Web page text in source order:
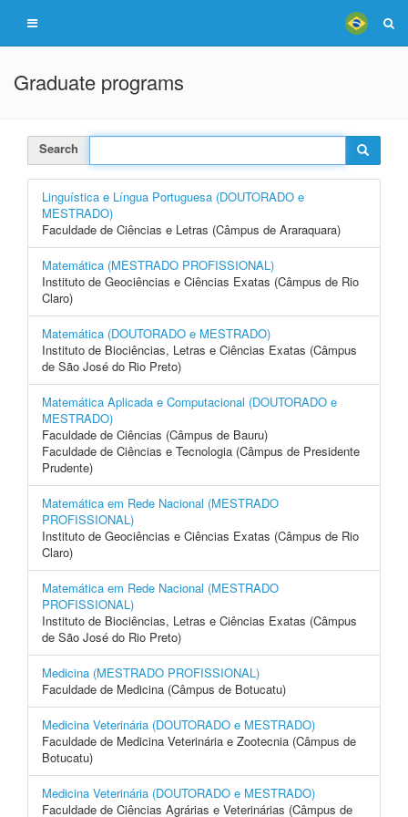
Graduate programs
Search
Linguística e Língua Portuguesa (DOUTORADO e
MESTRADO)
Faculdade de Ciências e Letras (Câmpus de Araraquara)
Matemática (MESTRADO PROFISSIONAL)
Instituto de Geociências e Ciências Exatas (Câmpus de Rio
Claro)
Matemática (DOUTORADO e MESTRADO)
Instituto de Biociências, Letras e Ciências Exatas (Câmpus
de São José do Rio Preto)
Matemática Aplicada e Computacional (DOUTORADO e
MESTRADO)
Faculdade de Ciências (Câmpus de Bauru)
Faculdade de Ciências e Tecnologia (Câmpus de Presidente
Prudente)
Matemática em Rede Nacional (MESTRADO
PROFISSIONAL)
Instituto de Geociências e Ciências Exatas (Câmpus de Rio
Claro)
Matemática em Rede Nacional (MESTRADO
PROFISSIONAL)
Instituto de Biociências, Letras e Ciências Exatas (Câmpus
de São José do Rio Preto)
Medicina (MESTRADO PROFISSIONAL)
Faculdade de Medicina (Câmpus de Botucatu)
Medicina Veterinária (DOUTORADO e MESTRADO)
Faculdade de Medicina Veterinária e Zootecnia (Câmpus de
Botucatu)
Medicina Veterinária (DOUTORADO e MESTRADO)
Faculdade de Ciências Agrárias e Veterinárias (Câmpus de